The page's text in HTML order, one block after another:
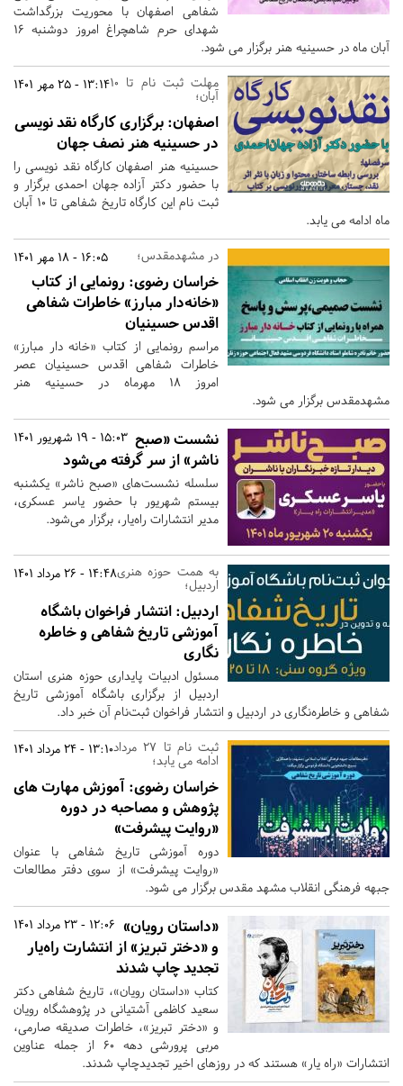
شفاهی اصفهان با محوریت بزرگداشت
شهدای حرم شاهچراغ امروز دوشنبه 16
آبان ماه در حسینیه هنر برگزار می شود.
13:14 - 25 مهر 1401مهلت ثبت نام تا 10
آبان؛
اصفهان: برگزاری کارگاه نقد نویسی
در حسینیه هنر نصف جهان
حسینیه هنر اصفهان کارگاه نقد نویسی را
با حضور دکتر آزاده جهان احمدی برگزار و
ثبت نام این کارگاه تاریخ شفاهی تا 10 آبان
ماه ادامه می یابد.
16:05 - 18 مهر 1401 در مشهدمقدس؛
خراسان رضوی: رونمایی از کتاب
«خانه‌دار مبارز» خاطرات شفاهی
اقدس حسینیان
مراسم رونمایی از کتاب «خانه دار مبارز»
خاطرات شفاهی اقدس حسینیان عصر
امروز 18 مهرماه در حسینیه هنر
مشهدمقدس برگزار می شود.
15:03 - 19 شهریور 1401 نشست «صبح
ناشر» از سر گرفته می‌شود
سلسله نشست‌های «صبح ناشر» یکشنبه
بیستم شهریور با حضور یاسر عسکری،
مدیر انتشارات راه‌یار، برگزار می‌شود.
14:48 - 26 مرداد 1401به همت حوزه هنری
اردبیل؛
اردبیل: انتشار فراخوان باشگاه
آموزشی تاریخ شفاهی و خاطره
نگاری
مسئول ادبیات پایداری حوزه هنری استان
اردبیل از برگزاری باشگاه آموزشی تاریخ
شفاهی و خاطره‌نگاری در اردبیل و انتشار فراخوان ثبت‌نام آن خبر داد.
13:10 - 24 مرداد 1401ثبت نام تا 27 مرداد
ادامه می یابد؛
خراسان رضوی: آموزش مهارت های
پژوهش و مصاحبه در دوره
«روایت پیشرفت»
دوره آموزشی تاریخ شفاهی با عنوان
«روایت پیشرفت» از سوی دفتر مطالعات
جبهه فرهنگی انقلاب مشهد مقدس برگزار می شود.
12:06 - 23 مرداد 1401 «داستان رویان»
و «دختر تبریز» از انتشارت راه‌یار
تجدید چاپ شدند
کتاب «داستان رویان»، تاریخ شفاهی دکتر
سعید کاظمی آشتیانی در پژوهشگاه رویان
و «دختر تبریز»، خاطرات صدیقه صارمی،
مربی پرورشی دهه 60 از جمله عناوین
انتشارات «راه یار» هستند که در روزهای اخیر تجدیدچاپ شدند.